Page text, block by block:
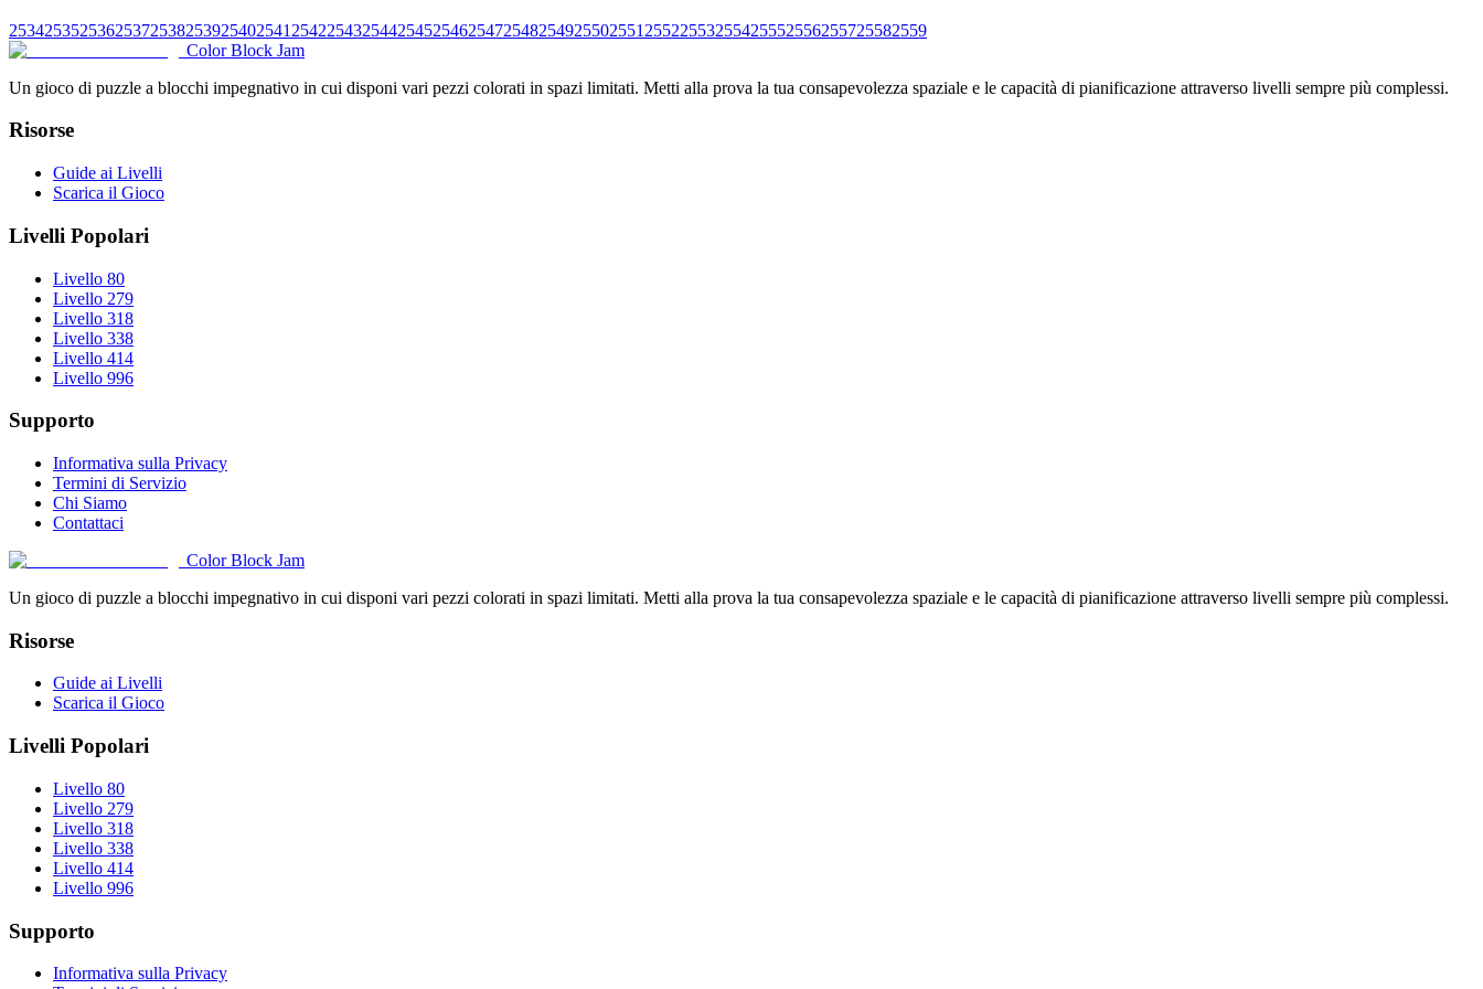
25342535253625372538253925402541 2542254325442545254625472548254925502551 25522553255425552556255725582559
Color Block Jam
Un gioco di puzzle a blocchi impegnativo in cui disponi vari pezzi colorati in spazi limitati. Metti alla prova la tua consapevolezza spaziale e le capacità di pianificazione attraverso livelli sempre più complessi.
Risorse
Guide ai Livelli
Scarica il Gioco
Livelli Popolari
Livello 80
Livello 279
Livello 318
Livello 338
Livello 414
Livello 996
Supporto
Informativa sulla Privacy
Termini di Servizio
Chi Siamo
Contattaci
Color Block Jam
Un gioco di puzzle a blocchi impegnativo in cui disponi vari pezzi colorati in spazi limitati. Metti alla prova la tua consapevolezza spaziale e le capacità di pianificazione attraverso livelli sempre più complessi.
Risorse
Guide ai Livelli
Scarica il Gioco
Livelli Popolari
Livello 80
Livello 279
Livello 318
Livello 338
Livello 414
Livello 996
Supporto
Informativa sulla Privacy